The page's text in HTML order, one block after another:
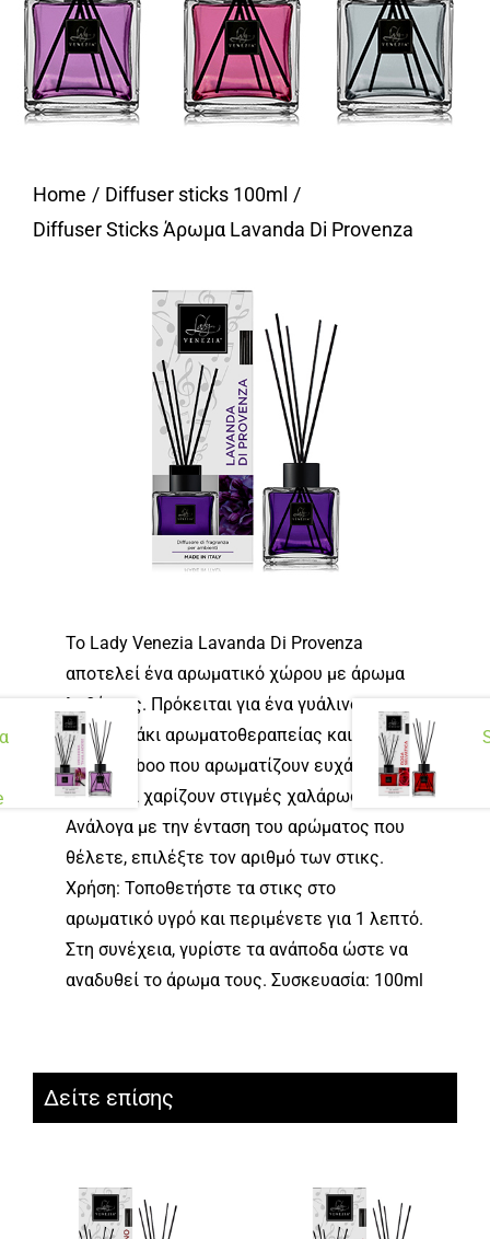
Home
Diffuser sticks 100ml
Diffuser Sticks Άρωμα Lavanda Di Provenza
Το Lady Venezia Lavanda Di Provenza
αποτελεί ένα αρωματικό χώρου με άρωμα
λεβάντας. Πρόκειται για ένα γυάλινο
μπουκαλάκι αρωματοθεραπείας και στικς
από bamboo που αρωματίζουν ευχάριστα το
χώρο και χαρίζουν στιγμές χαλάρωσης.
Ανάλογα με την ένταση του αρώματος που
θέλετε, επιλέξτε τον αριθμό των στικς.
Χρήση: Τοποθετήστε τα στικς στο
αρωματικό υγρό και περιμένετε για 1 λεπτό.
Στη συνέχεια, γυρίστε τα ανάποδα ώστε να
αναδυθεί το άρωμα τους. Συσκευασία: 100ml
Δείτε επίσης